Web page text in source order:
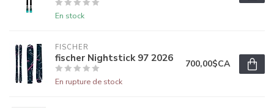
En stock
FISCHER
fischer Nightstick 97 2026
En rupture de stock
700,00$CA